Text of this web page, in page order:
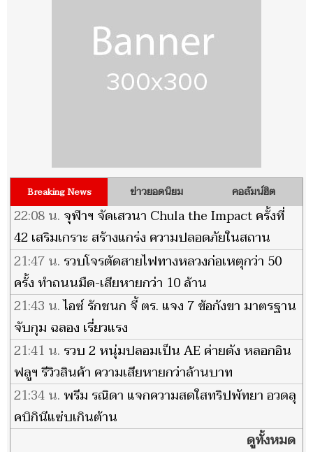
Breaking News ข่าวยอดนิยม คอลัมน์ฮิต
22:08 น. จุฬาฯ จัดเสวนา Chula the Impact ครั้งที่
42 เสริมเกราะ สร้างแกร่ง ความปลอดภัยในสถาน
ศึกษา
21:47 น. รวบโจรตัดสายไฟทางหลวงก่อเหตุกว่า 50
ครั้ง ทำถนนมืด-เสียหายกว่า 10 ล้าน
21:43 น.ไอซ์ รักชนก จี้ ตร. แจง 7 ข้อกังขา มาตรฐาน
จับกุม ฉลอง เรี่ยวแรง
21:41 น. รวบ 2 หนุ่มปลอมเป็น AE ค่ายดัง หลอกอิน
ฟลูฯ รีวิวสินค้า ความเสียหายกว่าล้านบาท
21:34 น. พรีม รณิดา แจกความสดใสทริปพัทยา อวดลุ
คบิกินีแซ่บเกินต้าน
ดูทั้งหมด